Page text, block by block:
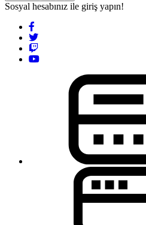
Sosyal hesabınız ile giriş yapın!